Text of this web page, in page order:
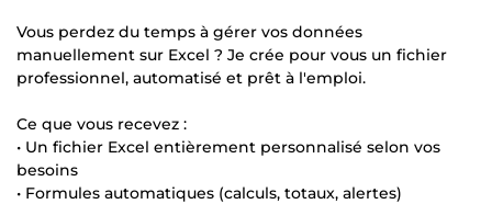
Vous perdez du temps à gérer vos données
manuellement sur Excel ? Je crée pour vous un fichier
professionnel, automatisé et prêt à l'emploi.
Ce que vous recevez :
• Un fichier Excel entièrement personnalisé selon vos
besoins
• Formules automatiques (calculs, totaux, alertes)